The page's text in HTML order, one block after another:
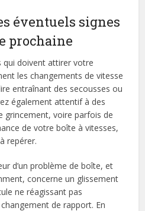
éventuels signes
prochaine
qui doivent attirer votre
les changements de vitesse
entraînant des secousses ou
également attentif à des
grincement, voire parfois de
de votre boîte à vitesses,
repérer.
d’un problème de boîte, et
concerne un glissement
ne réagissant pas
de rapport. En